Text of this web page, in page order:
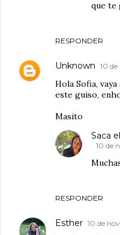
RESPONDER
que te
Unknown 10
Hola Sofia,
este guiso,
Masito
RESPONDER
Saca
10 de
Esther 10 de